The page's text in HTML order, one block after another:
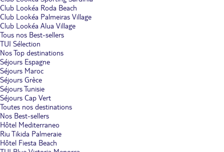
Club Lookéa Roda Beach
Club Lookéa Palmeiras Village
Club Lookéa Alua Village
Tous nos Best-sellers
TUI Sélection
Nos Top destinations
Séjours Espagne
Séjours Maroc
Séjours Grèce
Séjours Tunisie
Séjours Cap Vert
Toutes nos destinations
Nos Best-sellers
Hôtel Mediterraneo
Riu Tikida Palmeraie
Hôtel Fiesta Beach